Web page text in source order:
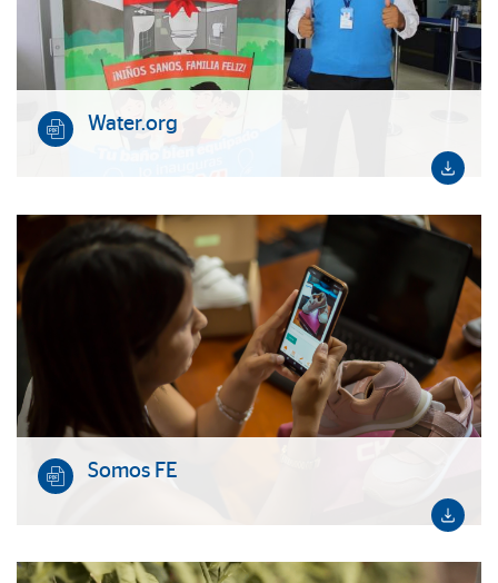
Water.org
Somos FE